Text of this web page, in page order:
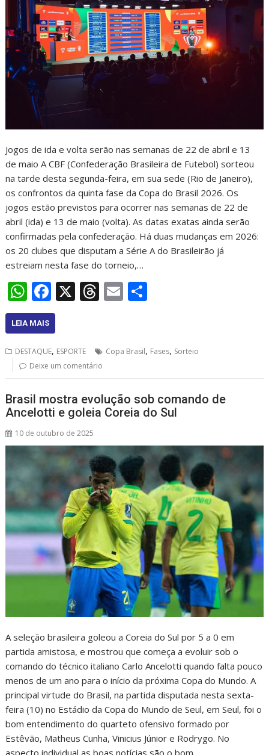
Jogos de ida e volta serão nas semanas de 22 de abril e 13
de maio A CBF (Confederação Brasileira de Futebol) sorteou
na tarde desta segunda-feira, em sua sede (Rio de Janeiro),
os confrontos da quinta fase da Copa do Brasil 2026. Os
jogos estão previstos para ocorrer nas semanas de 22 de
abril (ida) e 13 de maio (volta). As datas exatas ainda serão
confirmadas pela confederação. Há duas mudanças em 2026:
os 20 clubes que disputam a Série A do Brasileirão já
estreiam nesta fase do torneio,…
W
h
at
s
A
p
p
F
ac
e
b
o
o
k
X T
a
d
s
E
l e
LEIA MAIS
DESTAQUE, ESPORTE Copa Brasil, Fases, Sorteio
Deixe um comentário
Brasil mostra evolução sob comando de
Ancelotti e goleia Coreia do Sul
10 de outubro de 2025
A seleção brasileira goleou a Coreia do Sul por 5 a 0 em
partida amistosa, e mostrou que começa a evoluir sob o
comando do técnico italiano Carlo Ancelotti quando falta pouco
menos de um ano para o início da próxima Copa do Mundo. A
principal virtude do Brasil, na partida disputada nesta sexta-
feira (10) no Estádio da Copa do Mundo de Seul, em Seul, foi o
bom entendimento do quarteto ofensivo formado por
Estêvão, Matheus Cunha, Vinicius Júnior e Rodrygo. No